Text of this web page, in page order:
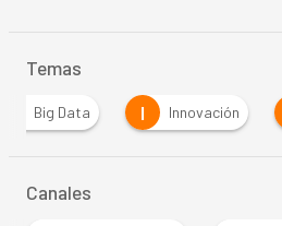
Temas
Big Data I Innovación
Canales